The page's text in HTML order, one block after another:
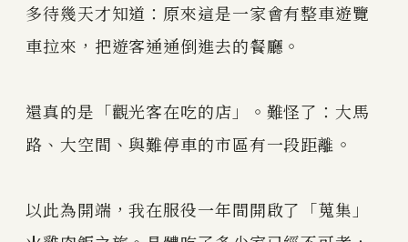
多待幾天才知道：原來這是一家會有整車遊覽
車拉來，把遊客通通倒進去的餐廳。
還真的是「觀光客在吃的店」。難怪了：大馬
路、大空間、與難停車的市區有一段距離。
以此為開端，我在服役一年間開啟了「蒐集」